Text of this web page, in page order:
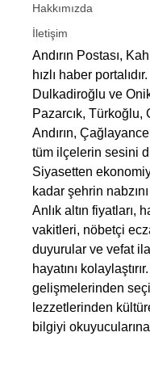
Hakkımızda
İletişim
Andırın Postası,
hızlı haber portalıdır.
Dulkadiroğlu ve
Pazarcık, Türkoğlu,
Andırın,
tüm ilçelerin sesini
Siyasetten
kadar şehrin
Anlık altın fiyatları,
vakitleri, nöbetçi
duyurular ve vefat
hayatını
gelişmelerinden
lezzetlerinden
bilgiyi okuyucularına